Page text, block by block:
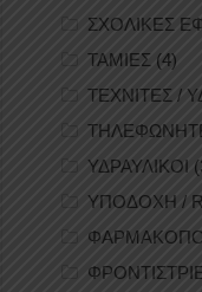
ΣΧΟΛΙΚΕΣ
ΤΑΜΙΕΣ (4)
ΤΕΧΝΙΤΕΣ /
ΥΔΡΑΥΛΙΚΟΙ
ΥΠΟΔΟΧΗ /